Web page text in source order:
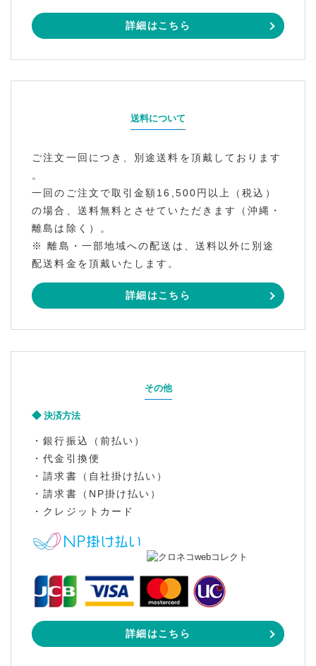
詳細はこちら
送料について
ご注文一回につき、別途送料を頂戴しております
。
一回のご注文で取引金額16,500円以上（税込）
の場合、送料無料とさせていただきます（沖縄・
離島は除く）。
※ 離島・一部地域への配送は、送料以外に別途
配送料金を頂戴いたします。
詳細はこちら
その他
決済方法
・銀行振込（前払い）
・代金引換便
・請求書（自社掛け払い）
・請求書（NP掛け払い）
・クレジットカード
詳細はこちら